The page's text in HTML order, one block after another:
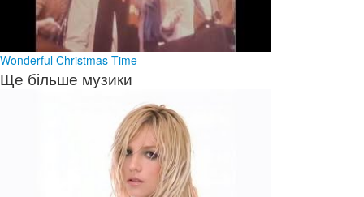
Wonderful Christmas Time
Ще більше музики